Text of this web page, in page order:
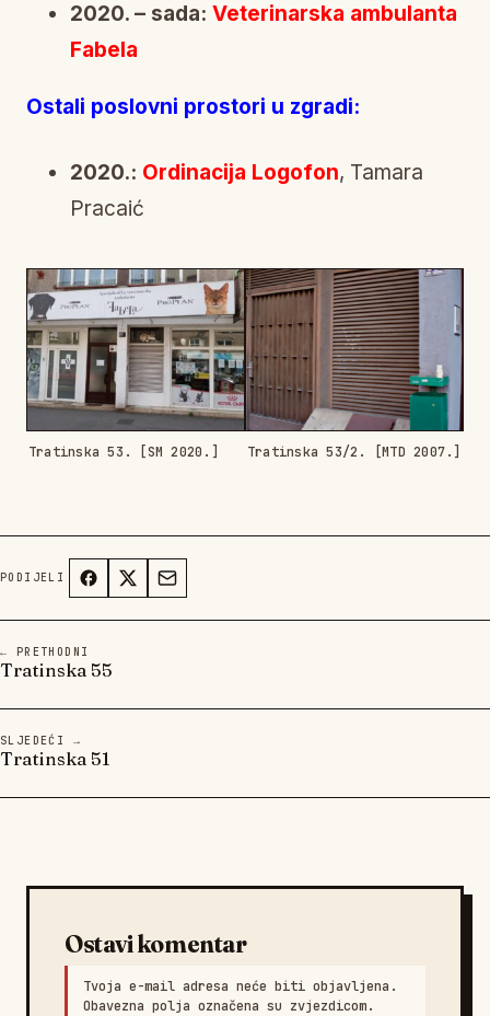
2020. – sada: Veterinarska ambulanta
Fabela
Ostali poslovni prostori u zgradi:
2020.: Ordinacija Logofon, Tamara
Pracaić
Tratinska 53. [SM 2020.] Tratinska 53/2. [MTD 2007.]
PODIJELI
← PRETHODNI
Tratinska 55
SLJEDEĆI →
Tratinska 51
Ostavi komentar
Tvoja e-mail adresa neće biti objavljena.
Obavezna polja označena su zvjezdicom.